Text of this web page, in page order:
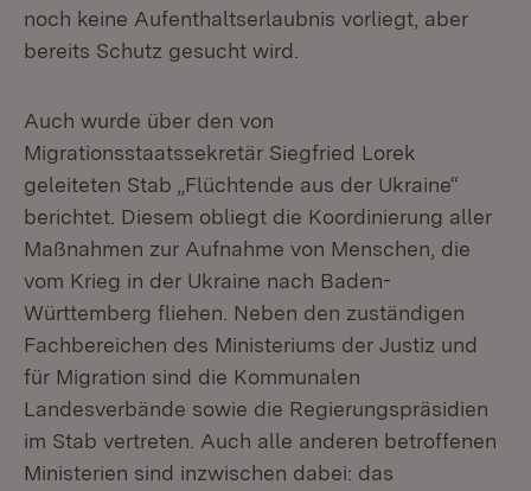
noch keine Aufenthaltserlaubnis vorliegt, aber
bereits Schutz gesucht wird.
Auch wurde über den von
Migrationsstaatssekretär Siegfried Lorek
geleiteten Stab „Flüchtende aus der Ukraine“
berichtet. Diesem obliegt die Koordinierung aller
Maßnahmen zur Aufnahme von Menschen, die
vom Krieg in der Ukraine nach Baden-
Württemberg fliehen. Neben den zuständigen
Fachbereichen des Ministeriums der Justiz und
für Migration sind die Kommunalen
Landesverbände sowie die Regierungspräsidien
im Stab vertreten. Auch alle anderen betroffenen
Ministerien sind inzwischen dabei: das